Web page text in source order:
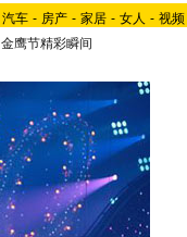
汽车 - 房产 - 家居 - 女人 - 视频
金鹰节精彩瞬间